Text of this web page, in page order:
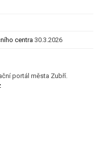
centra 30.3.2026
portál města Zubří.